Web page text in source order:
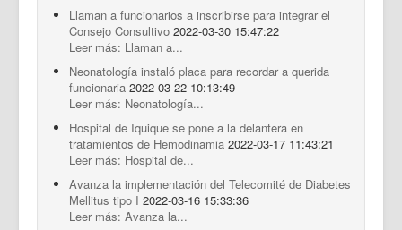
Llaman a funcionarios a inscribirse para integrar el
Consejo Consultivo 2022-03-30 15:47:22
Leer más: Llaman a...
Neonatología instaló placa para recordar a querida
funcionaria 2022-03-22 10:13:49
Leer más: Neonatología...
Hospital de Iquique se pone a la delantera en
tratamientos de Hemodinamia 2022-03-17 11:43:21
Leer más: Hospital de...
Avanza la implementación del Telecomité de Diabetes
Mellitus tipo I 2022-03-16 15:33:36
Leer más: Avanza la...